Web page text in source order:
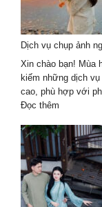
Ảnh
Sự
Kiện
Tại
Đà
Nẵng
Chất
Lượng
Đầu
2027
Dịch vụ chụp ảnh
Xin chào bạn! Mùa
kiếm những dịch
cao, phù hợp với
Đọc thêm
vụ
chụp
ảnh
nghệ
thuật
hè